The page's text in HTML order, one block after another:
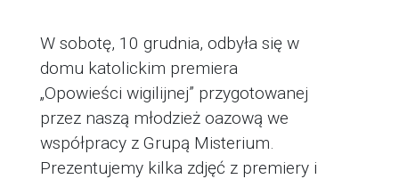
W sobotę, 10 grudnia, odbyła się w
domu katolickim premiera
„Opowieści wigilijnej” przygotowanej
przez naszą młodzież oazową we
współpracy z Grupą Misterium.
Prezentujemy kilka zdjęć z premiery i